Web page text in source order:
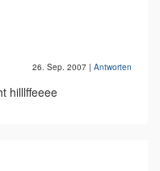
26. Sep. 2007 | Antworten
hilllffeeee